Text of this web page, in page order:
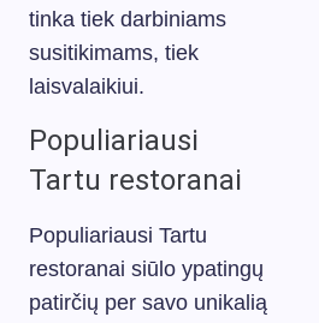
tinka tiek darbiniams
susitikimams, tiek
laisvalaikiui.
Populiariausi
Tartu restoranai
Populiariausi Tartu
restoranai siūlo ypatingų
patirčių per savo unikalią